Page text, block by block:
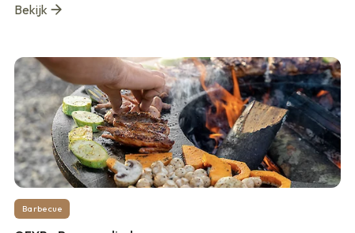
Bekijk
Barbecue